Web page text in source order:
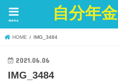
自分年
menu
HOME IMG_3484
2021.06.06
IMG_3484